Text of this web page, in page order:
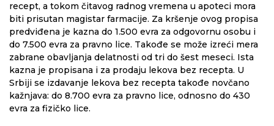
recept, a tokom čitavog radnog vremena u apoteci mora
biti prisutan magistar farmacije. Za kršenje ovog propisa
predviđena je kazna do 1.500 evra za odgovornu osobu i
do 7.500 evra za pravno lice. Takođe se može izreći mera
zabrane obavljanja delatnosti od tri do šest meseci. Ista
kazna je propisana i za prodaju lekova bez recepta. U
Srbiji se izdavanje lekova bez recepta takođe novčano
kažnjava: do 8.700 evra za pravno lice, odnosno do 430
evra za fizičko lice.